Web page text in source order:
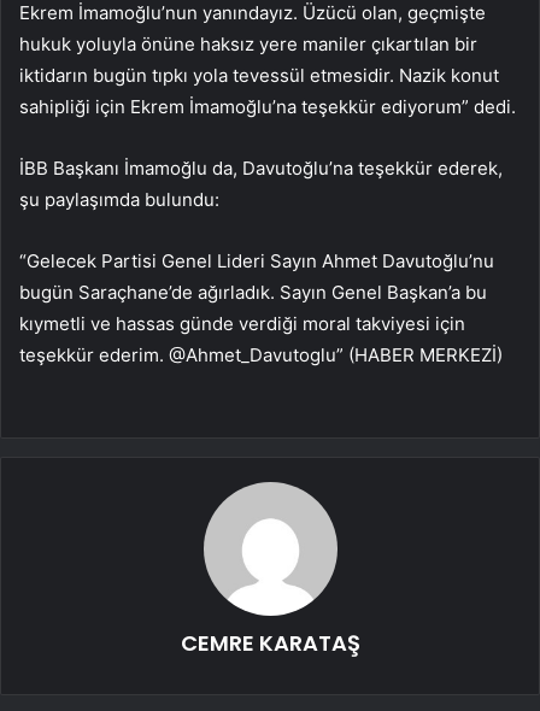
Ekrem İmamoğlu’nun yanındayız. Üzücü olan, geçmişte
hukuk yoluyla önüne haksız yere maniler çıkartılan bir
iktidarın bugün tıpkı yola tevessül etmesidir. Nazik konut
sahipliği için Ekrem İmamoğlu’na teşekkür ediyorum” dedi.
İBB Başkanı İmamoğlu da, Davutoğlu’na teşekkür ederek,
şu paylaşımda bulundu:
“Gelecek Partisi Genel Lideri Sayın Ahmet Davutoğlu’nu
bugün Saraçhane’de ağırladık. Sayın Genel Başkan’a bu
kıymetli ve hassas günde verdiği moral takviyesi için
teşekkür ederim. @Ahmet_Davutoglu” (HABER MERKEZİ)
CEMRE KARATAŞ